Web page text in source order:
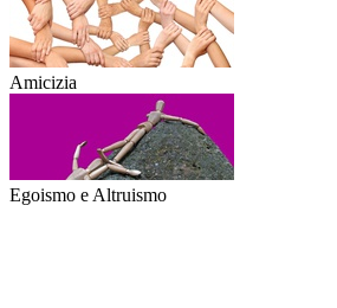
Amicizia
Egoismo e Altruismo